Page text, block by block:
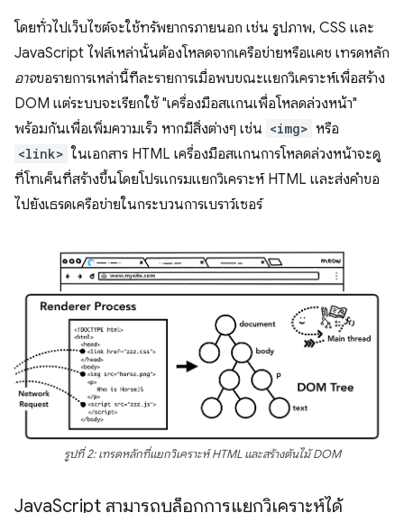
โดยทั่วไปเว็บไซต์จะใช้ทรัพยากรภายนอก เช่น รูปภาพ, CSS และ
JavaScript ไฟล์เหล่านั้นต้องโหลดจากเครือข่ายหรือแคช เทรดหลัก
อาจขอรายการเหล่านี้ทีละรายการเมื่อพบขณะแยกวิเคราะห์เพื่อสร้าง
DOM แต่ระบบจะเรียกใช้ "เครื่องมือสแกนเพื่อโหลดล่วงหน้า"
พร้อมกันเพื่อเพิ่มความเร็ว หากมีสิ่งต่างๆ เช่น <img> หรือ
<link> ในเอกสาร HTML เครื่องมือสแกนการโหลดล่วงหน้าจะดู
ที่โทเค็นที่สร้างขึ้นโดยโปรแกรมแยกวิเคราะห์ HTML และส่งคำขอ
ไปยังเธรดเครือข่ายในกระบวนการเบราว์เซอร์
รูปที่ 2: เทรดหลักที่แยกวิเคราะห์ HTML และสร้างต้นไม้ DOM
JavaScript สามารถบล็อกการแยกวิเคราะห์ได้